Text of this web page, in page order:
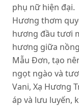
phụ nữ hiện đại.
Hương thơm
hương đầu tươi
hương giữa
Mẫu Đơn, tạo
ngọt ngào và
Vani, Xạ Hương
áp và lưu luyến,